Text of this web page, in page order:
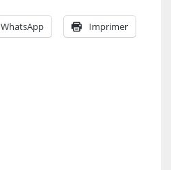
WhatsApp Imprimer